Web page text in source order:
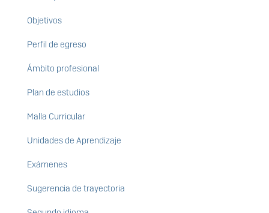
Objetivos
Perfil de egreso
Ámbito profesional
Plan de estudios
Malla Curricular
Unidades de Aprendizaje
Exámenes
Sugerencia de trayectoria